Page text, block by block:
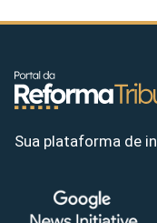
Sua plataforma de